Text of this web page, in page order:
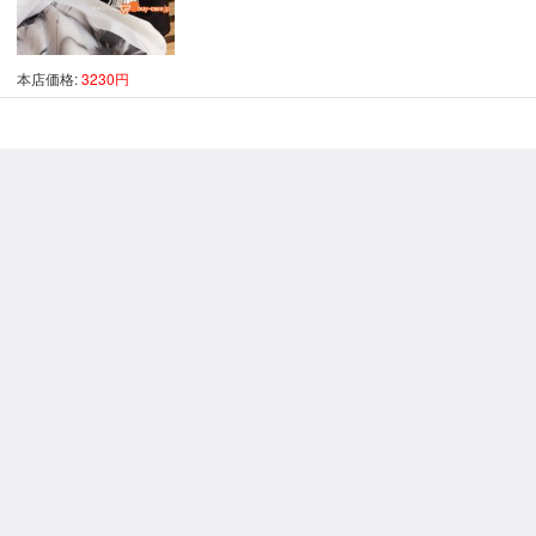
本店価格:3230円